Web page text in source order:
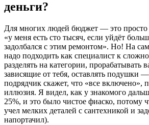
деньги?
Для многих людей бюджет — это
«у меня есть сто тысяч, если уйдёт
задолбался с этим ремонтом». Но! На
надо подходить как специалист к
разделять на категории, прорабатывать
зависящие от тебя, оставлять подушки
подрядчик скажет, что «все включено»,
иллюзия. Я видел, как у знакомого
25%, и это было чистое фиаско, потому
учел мелких деталей с сантехникой и
напортачил).